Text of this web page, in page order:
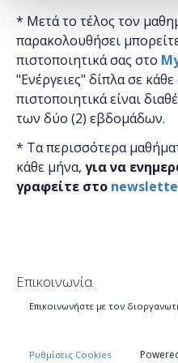
* Μετά το τέλος τον
παρακολουθήσει
πιστοποιητικά ​σας στο
"Ενέργειες" δίπλα σε
πιστοποιητικά είναι
των δύο (2) εβδομάδων.
* Τα περισσότερα
κάθε μήνα, για να
γραφείτε στο
Επικοινωνία
Επικοινωνήστε με τον
Ρυθμίσεις Cookies